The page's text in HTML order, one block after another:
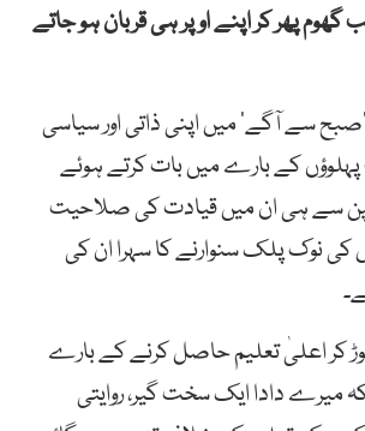
پھر کر اپنے اوپر ہی قربان ہو جاتے
’صبح سے آگے‘ میں اپنی ذاتی اور سیاسی
کے بارے میں بات کرتے ہوئے
سے ہی ان میں قیادت کی صلاحیت
کی نوک پلک سنوارنے کا سہرا ان کی
توڑ کر اعلیٰ تعلیم حاصل کرنے کے بارے
کہ میرے دادا ایک سخت گیر، روایتی